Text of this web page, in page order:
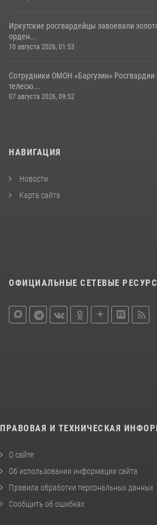
Иркутские росгвардейцы завоевали
орден...
10 августа 2026, 01:53
Сотрудники ОМОН «Баргузин» Росгвардии
телесю...
07 августа 2026, 09:52
НАВИГАЦИЯ
Новости
Карта сайта
ОФИЦИАЛЬНЫЕ СЕТЕВЫЕ
ПРАВОВАЯ И ТЕХНИЧЕСКАЯ
О сайте
Об использовании информации сайта
Правила обработки персональных данных
Сообщить об ошибках